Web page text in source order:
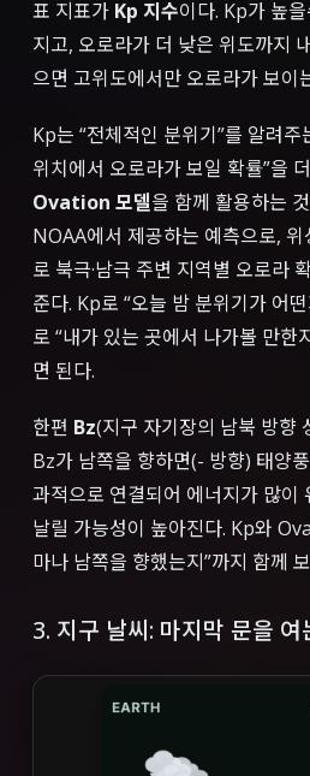
표 지표가 Kp 지수이다. Kp가 높
지고, 오로라가 더 낮은 위도까지
으면 고위도에서만 오로라가 보이
Kp는 “전체적인 분위기”를 알려주
위치에서 오로라가 보일 확률”을
Ovation 모델을 함께 활용하는
NOAA에서 제공하는 예측으로,
로 북극·남극 주변 지역별 오로라
준다. Kp로 “오늘 밤 분위기가 어
로 “내가 있는 곳에서 나가볼 만한
면 된다.
한편 Bz(지구 자기장의 남북 방향
Bz가 남쪽을 향하면(- 방향) 태양
과적으로 연결되어 에너지가 많이
날릴 가능성이 높아진다. Kp와
마나 남쪽을 향했는지”까지 함께
3. 지구 날씨: 마지막 문을 여